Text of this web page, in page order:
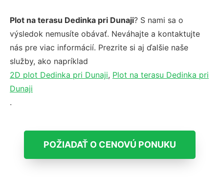
Plot na terasu Dedinka pri Dunaji? S nami sa o
výsledok nemusíte obávať. Neváhajte a kontaktujte
nás pre viac informácií. Prezrite si aj ďalšie naše
služby, ako napríklad
2D plot Dedinka pri Dunaji, Plot na terasu Dedinka pri
Dunaji
.
POŽIADAŤ O CENOVÚ PONUKU